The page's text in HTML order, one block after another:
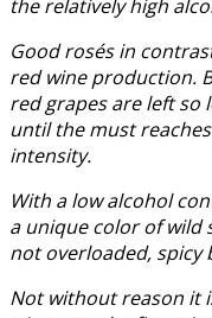
the relatively high
Good rosés in
red wine production.
red grapes are left so
until the must
intensity.
With a low alcohol
a unique color of wild
not overloaded, spicy
Not without reason it